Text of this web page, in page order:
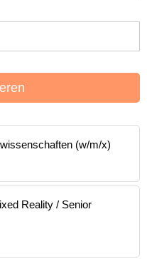
(w/m/x)
Reality / Senior